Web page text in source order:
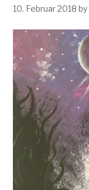
10. Februar 2018 by